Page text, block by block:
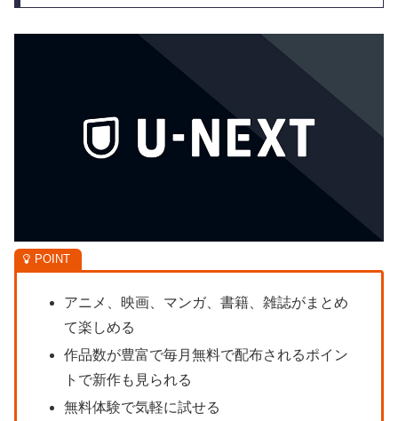
アニメ、映画、マンガ、書籍、雑誌がまとめ
て楽しめる
作品数が豊富で毎月無料で配布されるポイン
トで新作も見られる
無料体験で気軽に試せる